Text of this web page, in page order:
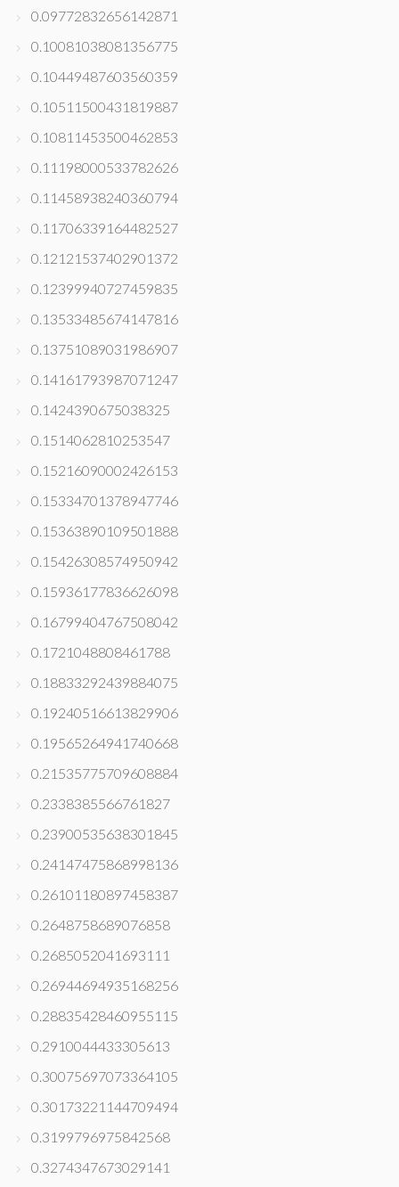
0.09772832656142871
0.10081038081356775
0.10449487603560359
0.10511500431819887
0.10811453500462853
0.11198000533782626
0.11458938240360794
0.11706339164482527
0.12121537402901372
0.12399940727459835
0.13533485674147816
0.13751089031986907
0.14161793987071247
0.1424390675038325
0.1514062810253547
0.15216090002426153
0.15334701378947746
0.15363890109501888
0.15426308574950942
0.15936177836626098
0.16799404767508042
0.1721048808461788
0.18833292439884075
0.19240516613829906
0.19565264941740668
0.21535775709608884
0.2338385566761827
0.23900535638301845
0.24147475868998136
0.26101180897458387
0.2648758689076858
0.2685052041693111
0.26944694935168256
0.28835428460955115
0.2910044433305613
0.30075697073364105
0.30173221144709494
0.3199796975842568
0.3274347673029141